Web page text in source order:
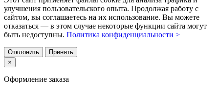
улучшения пользовательского опыта. Продолжая работу с
сайтом, вы соглашаетесь на их использование. Вы можете
отказаться — в этом случае некоторые функции сайта могут
быть недоступны. Политика конфиденциальности >
Отклонить
Принять
×
Оформление заказа